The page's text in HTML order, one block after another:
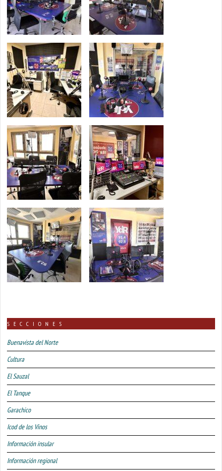
SECCIONES
Buenavista del Norte
Cultura
El Sauzal
El Tanque
Garachico
Icod de los Vinos
Información insular
Información regional